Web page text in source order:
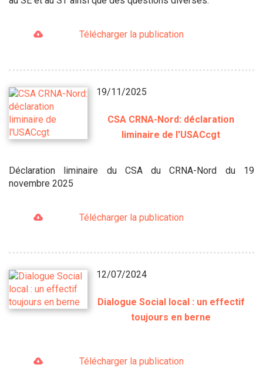
Télécharger la publication
19/11/2025
CSA CRNA-Nord: déclaration
liminaire de l'USACcgt
Déclaration liminaire du CSA du CRNA-Nord du 19
novembre 2025
Télécharger la publication
12/07/2024
Dialogue Social local : un effectif
toujours en berne
Télécharger la publication